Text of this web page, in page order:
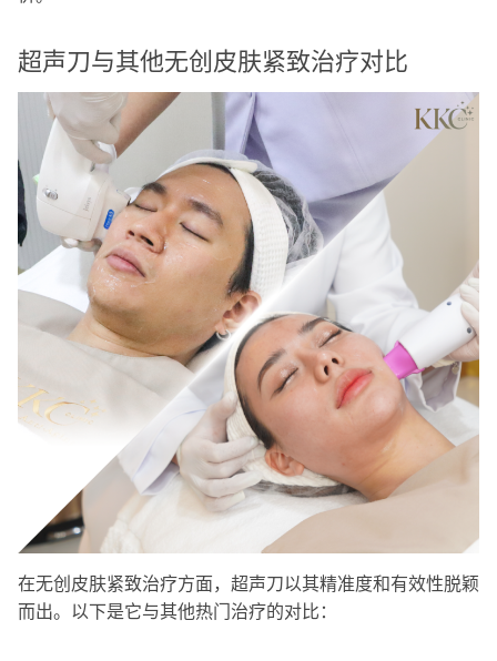
超声刀与其他无创皮肤紧致治疗对比
在无创皮肤紧致治疗方面，超声刀以其精准度和有效性脱颖
而出。以下是它与其他热门治疗的对比：